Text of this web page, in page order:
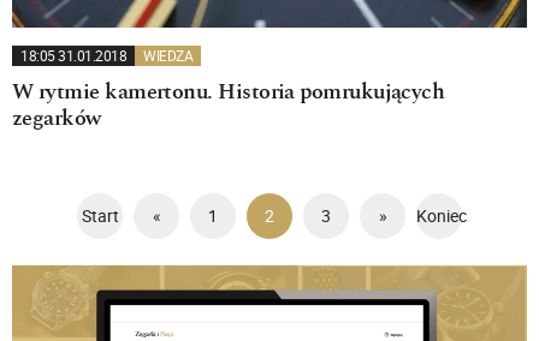
18:05 31.01.2018 WIEDZA
W rytmie kamertonu. Historia pomrukujących
zegarków
Start « 1 2 3 » Koniec